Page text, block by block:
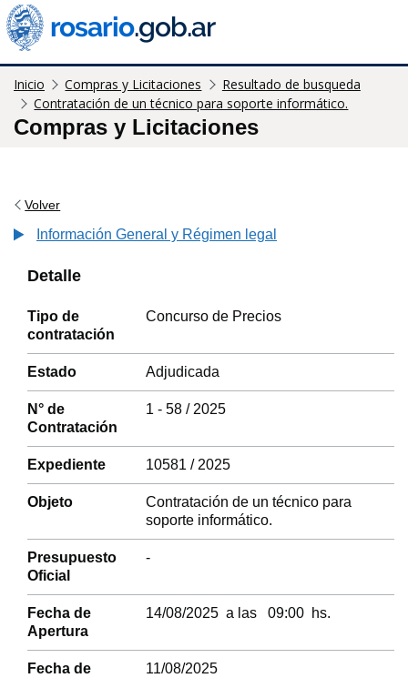
Inicio Compras y Licitaciones
Resultado de busqueda
Contratación de un técnico para soporte informático.
Compras y Licitaciones
Volver
Información General y Régimen legal
Detalle
Tipo de
contratación
Concurso de Precios
Estado Adjudicada
N° de
Contratación
1 - 58 / 2025
Expediente 10581 / 2025
Objeto
Contratación de un técnico para
soporte informático.
Presupuesto
Oficial
-
Fecha de
Apertura
14/08/2025 a las 09:00 hs.
Fecha de
11/08/2025